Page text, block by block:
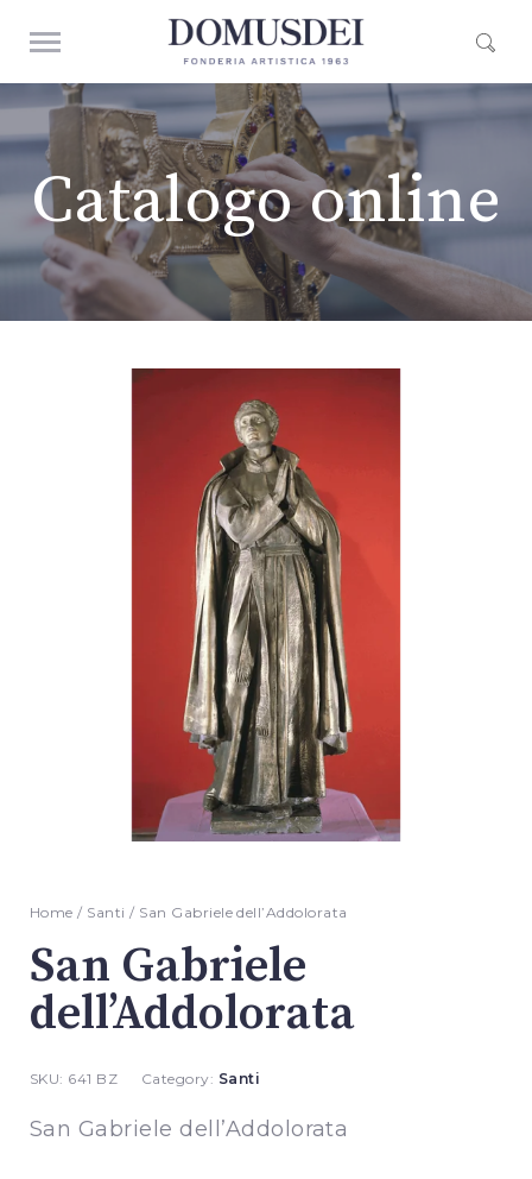
Catalogo online
Home / Santi / San Gabriele dell’Addolorata
San Gabriele
dell’Addolorata
SKU: 641 BZ Category: Santi
San Gabriele dell’Addolorata